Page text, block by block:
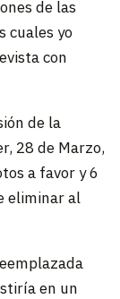
de las
cuales yo
con
de la
28 de Marzo,
a favor y 6
eliminar al
en un